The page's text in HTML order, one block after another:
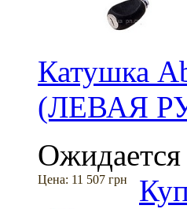
Катушка
(ЛЕВАЯ
Ожидается
Цена: 11 507 грн